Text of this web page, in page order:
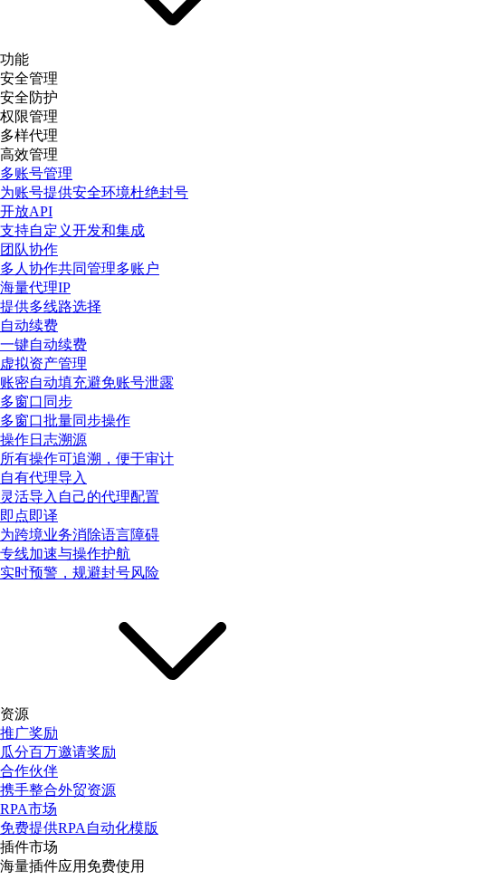
功能
安全管理
安全防护
权限管理
多样代理
高效管理
多账号管理
为账号提供安全环境杜绝封号
开放API
支持自定义开发和集成
团队协作
多人协作共同管理多账户
海量代理IP
提供多线路选择
自动续费
一键自动续费
虚拟资产管理
账密自动填充避免账号泄露
多窗口同步
多窗口批量同步操作
操作日志溯源
所有操作可追溯，便于审计
自有代理导入
灵活导入自己的代理配置
即点即译
为跨境业务消除语言障碍
专线加速与操作护航
实时预警，规避封号风险
资源
推广奖励
瓜分百万邀请奖励
合作伙伴
携手整合外贸资源
RPA市场
免费提供RPA自动化模版
插件市场
海量插件应用免费使用